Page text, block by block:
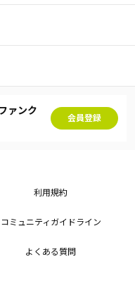
ァンク
会員登録
利用規約
コミュニティガイドライン
よくある質問